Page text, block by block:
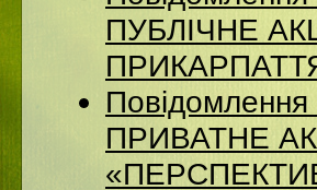
ПУБЛІЧНЕ
ПРИВАТНЕ